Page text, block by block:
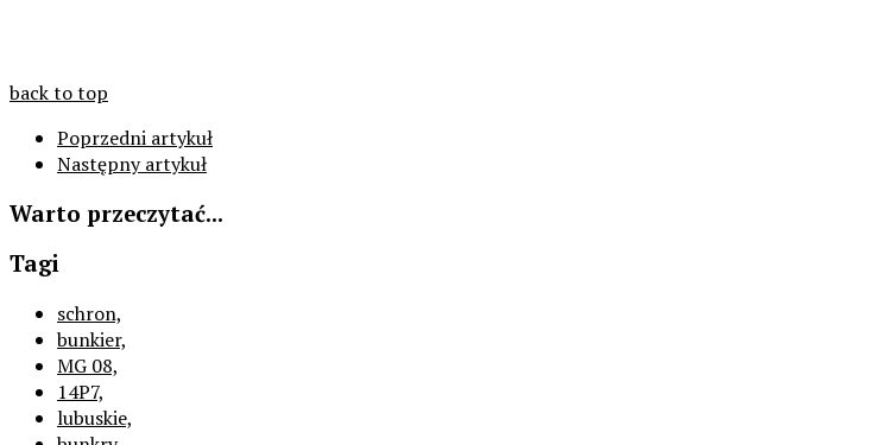
back to top
Poprzedni artykuł
Następny artykuł
Warto przeczytać...
Tagi
schron,
bunkier,
MG 08,
14P7,
lubuskie,